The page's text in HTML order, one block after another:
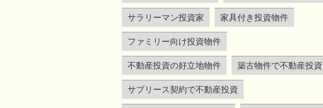
サラリーマン投資家 家具付き投資物件
ファミリー向け投資物件
不動産投資の好立地物件 築古物件で不動産投資
サブリース契約で不動産投資